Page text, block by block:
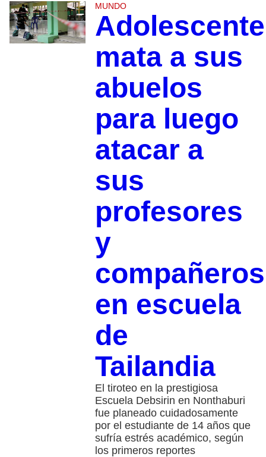
MUNDO
Adolescente
mata a sus
abuelos
para luego
atacar a
sus
profesores
y
compañeros
en escuela
de
Tailandia
El tiroteo en la prestigiosa
Escuela Debsirin en Nonthaburi
fue planeado cuidadosamente
por el estudiante de 14 años que
sufría estrés académico, según
los primeros reportes